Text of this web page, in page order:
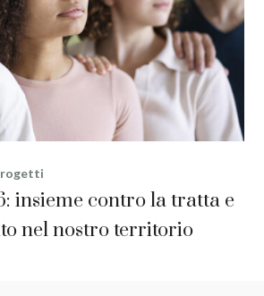
insieme contro la tratta e
nel nostro territorio